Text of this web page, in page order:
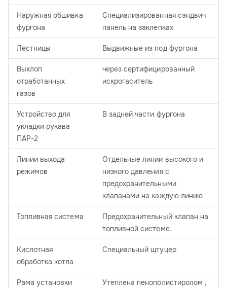
Наружная обшивка
фургона
Специализированная сэндвич
панель на заклепках
Лестницы Выдвижные из под фургона
Выхлоп
отработанных
газов
через сертифицированный
искрогаситель
Устройство для
укладки рукава
ПАР-2
В задней части фургона
Линии выхода
режимов
Отдельные линии высокого и
низкого давления с
предохранительными
клапанами на каждую линию
Топливная система
Предохранительный клапан на
топливной системе.
Кислотная
обработка котла
Специальный щтуцер
Рама установки
Утеплена пенополистиролом ,